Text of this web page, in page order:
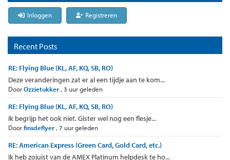
Inloggen Registreren
Recent Posts
RE: Flying Blue (KL, AF, KQ, SB, RO)
Deze veranderingen zat er al een tijdje aan te kom...
DoorOzzietukker, 3 uur geleden
RE: Flying Blue (KL, AF, KQ, SB, RO)
Ik begrijp het ook niet. Gister wel nog een flesje...
Doorfinsdeflyer, 7 uur geleden
RE: American Express (Green Card, Gold Card, etc.)
Ik heb zojuist van de AMEX Platinum helpdesk te ho...